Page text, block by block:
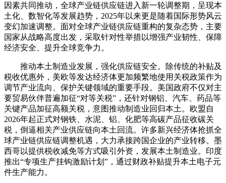
因素共同推动，全球产业链供应链进入新一轮调整期，呈现本
土化、数智化等发展趋势，2025年以来更是随着国际形势风云
变幻加速调整。面对全球产业链供应链重构的复杂态势，主要
国家从战略高度出发，采取针对性举措以增强产业韧性、保障
经济安全、提升全球竞争力。
推动本土制造业发展，强化供应链安全。除传统的补贴及
税收优惠外，美欧等发达经济体更加频繁地使用关税政策作为
调节产业流向、保护关键领域的重要手段。美国政府不仅对主
要贸易伙伴普遍加征“对等关税”，还针对钢铝、汽车、药品等
关键产品加征高额关税，意图推动制造业回归本土。欧盟自
2026年起正式对钢铁、水泥、铝、化肥等高碳产品征收碳关
税，倒逼相关产业供应链向本土回流。许多新兴经济体抢抓全
球产业链供应链调整机遇，大力承接跨国企业的产业转移。墨
西哥以提供税收减免等方式吸引外资，发展本土制造业。印度
推出“专项生产挂钩激励计划”，通过财政补贴提升本土电子元
件生产能力。